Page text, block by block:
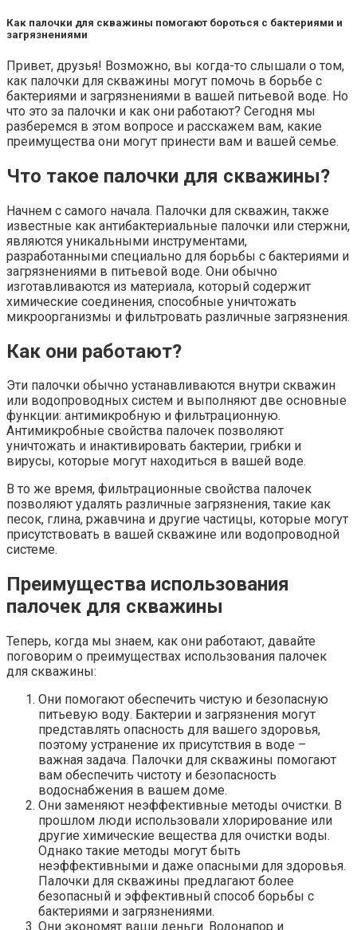
Как палочки для скважины помогают бороться с бактериями и
загрязнениями
Привет, друзья! Возможно, вы когда-то слышали о том,
как палочки для скважины могут помочь в борьбе с
бактериями и загрязнениями в вашей питьевой воде. Но
что это за палочки и как они работают? Сегодня мы
разберемся в этом вопросе и расскажем вам, какие
преимущества они могут принести вам и вашей семье.
Что такое палочки для скважины?
Начнем с самого начала. Палочки для скважин, также
известные как антибактериальные палочки или стержни,
являются уникальными инструментами,
разработанными специально для борьбы с бактериями и
загрязнениями в питьевой воде. Они обычно
изготавливаются из материала, который содержит
химические соединения, способные уничтожать
микроорганизмы и фильтровать различные загрязнения.
Как они работают?
Эти палочки обычно устанавливаются внутри скважин
или водопроводных систем и выполняют две основные
функции: антимикробную и фильтрационную.
Антимикробные свойства палочек позволяют
уничтожать и инактивировать бактерии, грибки и
вирусы, которые могут находиться в вашей воде.
В то же время, фильтрационные свойства палочек
позволяют удалять различные загрязнения, такие как
песок, глина, ржавчина и другие частицы, которые могут
присутствовать в вашей скважине или водопроводной
системе.
Преимущества использования
палочек для скважины
Теперь, когда мы знаем, как они работают, давайте
поговорим о преимуществах использования палочек
для скважины:
Они помогают обеспечить чистую и безопасную
питьевую воду. Бактерии и загрязнения могут
представлять опасность для вашего здоровья,
поэтому устранение их присутствия в воде –
важная задача. Палочки для скважины помогают
вам обеспечить чистоту и безопасность
водоснабжения в вашем доме.
Они заменяют неэффективные методы очистки. В
прошлом люди использовали хлорирование или
другие химические вещества для очистки воды.
Однако такие методы могут быть
неэффективными и даже опасными для здоровья.
Палочки для скважины предлагают более
безопасный и эффективный способ борьбы с
бактериями и загрязнениями.
Они экономят ваши деньги. Водонапор и